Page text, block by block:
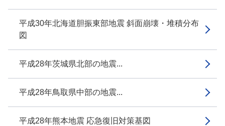
平成30年北海道胆振東部地震 斜面崩壊・堆積分布
図
平成28年茨城県北部の地震...
平成28年鳥取県中部の地震...
平成28年熊本地震 応急復旧対策基図